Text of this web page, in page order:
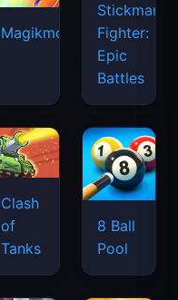
Magikmon
Stickman
Fighter:
Epic
Battles
Clash
of
Tanks
8 Ball
Pool